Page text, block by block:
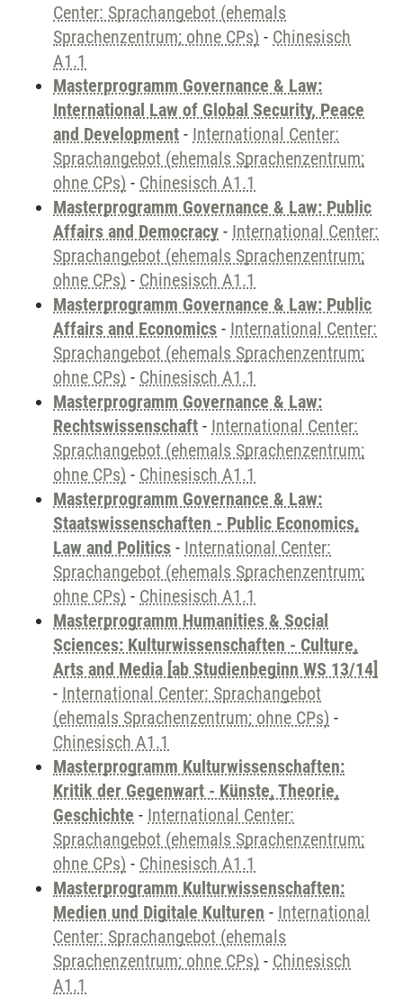
Center: Sprachangebot (ehemals
Sprachenzentrum; ohne CPs) - Chinesisch
A1.1
Masterprogramm Governance & Law:
International Law of Global Security, Peace
and Development - International Center:
Sprachangebot (ehemals Sprachenzentrum;
ohne CPs) - Chinesisch A1.1
Masterprogramm Governance & Law: Public
Affairs and Democracy - International Center:
Sprachangebot (ehemals Sprachenzentrum;
ohne CPs) - Chinesisch A1.1
Masterprogramm Governance & Law: Public
Affairs and Economics - International Center:
Sprachangebot (ehemals Sprachenzentrum;
ohne CPs) - Chinesisch A1.1
Masterprogramm Governance & Law:
Rechtswissenschaft - International Center:
Sprachangebot (ehemals Sprachenzentrum;
ohne CPs) - Chinesisch A1.1
Masterprogramm Governance & Law:
Staatswissenschaften - Public Economics,
Law and Politics - International Center:
Sprachangebot (ehemals Sprachenzentrum;
ohne CPs) - Chinesisch A1.1
Masterprogramm Humanities & Social
Sciences: Kulturwissenschaften - Culture,
Arts and Media [ab Studienbeginn WS 13/14]
- International Center: Sprachangebot
(ehemals Sprachenzentrum; ohne CPs) -
Chinesisch A1.1
Masterprogramm Kulturwissenschaften:
Kritik der Gegenwart - Künste, Theorie,
Geschichte - International Center:
Sprachangebot (ehemals Sprachenzentrum;
ohne CPs) - Chinesisch A1.1
Masterprogramm Kulturwissenschaften:
Medien und Digitale Kulturen - International
Center: Sprachangebot (ehemals
Sprachenzentrum; ohne CPs) - Chinesisch
A1.1